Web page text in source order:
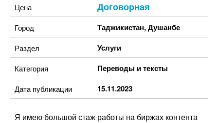
Цена Договорная
Город Таджикистан,Душанбе
Раздел Услуги
Категория Переводы и тексты
Дата публикации 15.11.2023
Я имею большой стаж работы на биржах контента